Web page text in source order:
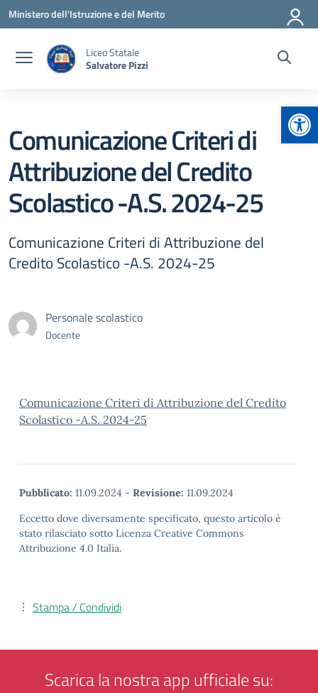
Vai ai contenuti
Vai al menu di navigazione
Vai al footer
Ministero dell'Istruzione e del Merito
Liceo Statale
Salvatore Pizzi
Comunicazione Criteri di
Attribuzione del Credito
Scolastico -A.S. 2024-25
Comunicazione Criteri di Attribuzione del
Credito Scolastico -A.S. 2024-25
Personale scolastico
Docente
Comunicazione Criteri di Attribuzione del Credito
Scolastico -A.S. 2024-25
Pubblicato: 11.09.2024 - Revisione: 11.09.2024
Eccetto dove diversamente specificato, questo articolo è
stato rilasciato sotto Licenza Creative Commons
Attribuzione 4.0 Italia.
Stampa / Condividi
Scarica la nostra app ufficiale su: